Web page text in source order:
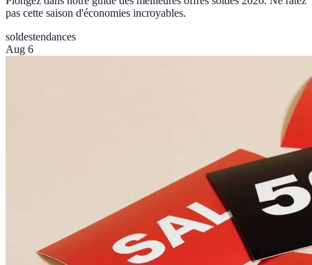
pas cette saison d'économies incroyables.
soldestendances
Aug 6